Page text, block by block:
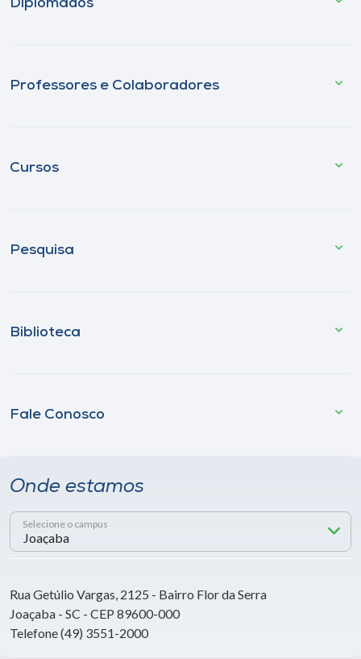
Diplomados
Professores e Colaboradores
Cursos
Pesquisa
Biblioteca
Fale Conosco
Onde estamos
Selecione o campus
Rua Getúlio Vargas, 2125 - Bairro Flor da Serra
Joaçaba - SC - CEP 89600-000
Telefone (49) 3551-2000